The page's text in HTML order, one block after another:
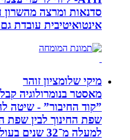
סדנאות ומרצה מהשרון עד
אינטואיטיבית עובדת גם בזום
מיקי שלומציון זוהר
מאסטר בנומרולוגיה קבלית
”קוד החיבור” - שיטה
שפת החינוך לבין שפת
למעלה מ־32 שנים בעולם החינוך.